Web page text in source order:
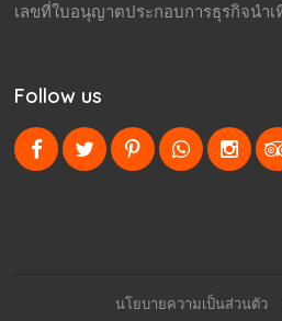
เลขที่ใบอนุญาตประกอบการธุรกิจนำเ
Follow us
นโยบายความเป็นส่วนตัว